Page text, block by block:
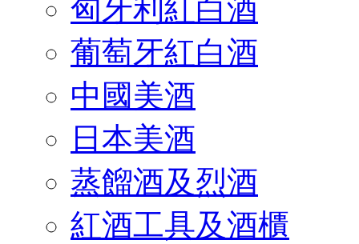
匈牙利紅白酒
葡萄牙紅白酒
中國美酒
日本美酒
蒸餾酒及烈酒
紅酒工具及酒櫃